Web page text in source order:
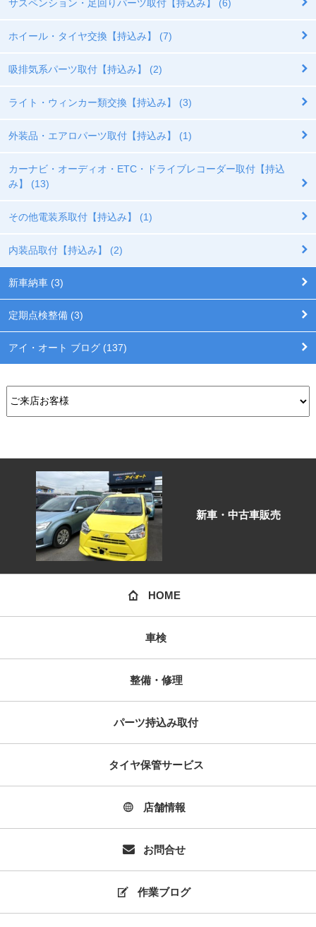
サスペンション・足回りパーツ取付【持込み】 (6)
ホイール・タイヤ交換【持込み】 (7)
吸排気系パーツ取付【持込み】 (2)
ライト・ウィンカー類交換【持込み】 (3)
外装品・エアロパーツ取付【持込み】 (1)
カーナビ・オーディオ・ETC・ドライブレコーダー取付【持込
み】 (13)
その他電装系取付【持込み】 (1)
内装品取付【持込み】 (2)
新車納車 (3)
定期点検整備 (3)
アイ・オート ブログ (137)
新車・中古車販売
HOME
車検
整備・修理
パーツ持込み取付
タイヤ保管サービス
店舗情報
お問合せ
作業ブログ